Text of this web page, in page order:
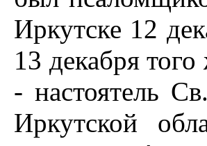
Иркутске 12
13 декабря
- настоятель
Иркутской